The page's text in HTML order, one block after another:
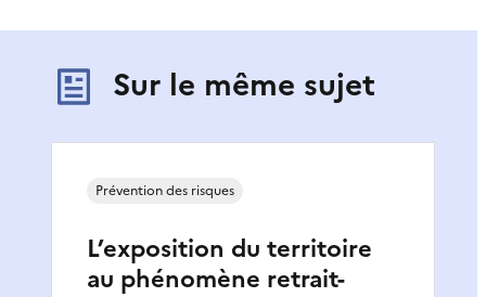
Sur le même sujet
L’exposition du territoire
au phénomène retrait-
Prévention des risques